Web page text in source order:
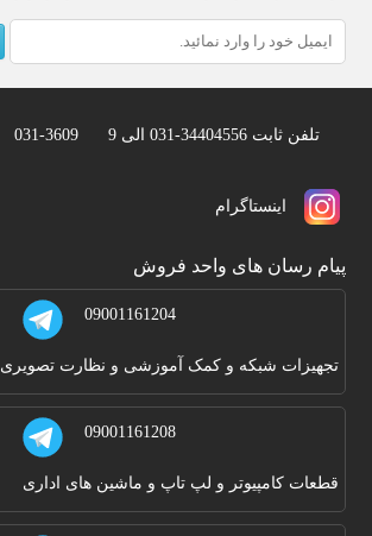
031-3609 تلفن ثابت 031-34404556الی 9
اينستاگرام
پیام رسان های واحد فروش
09001161204
تجهیزات شبکه و کمک آموزشی و نظارت تصویری
09001161208
قطعات کامپیوتر و لپ تاپ و ماشین های اداری